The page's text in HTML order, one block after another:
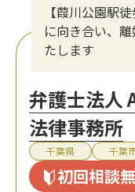
【葭川公園駅
に向き合い、
たします
弁護士法人
法律事務所
千葉県 千葉
初回相談